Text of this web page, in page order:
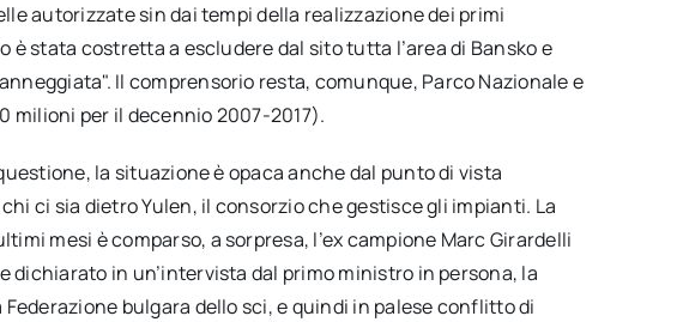
autorizzate sin dai tempi della realizzazione dei primi
è stata costretta a escludere dal sito tutta l’area di Bansko e
Il comprensorio resta, comunque, Parco Nazionale e
milioni per il decennio 2007-2017).
la situazione è opaca anche dal punto di vista
ci sia dietro Yulen, il consorzio che gestisce gli impianti. La
mesi è comparso, a sorpresa, l’ex campione Marc Girardelli
dichiarato in un’intervista dal primo ministro in persona, la
bulgara dello sci, e quindi in palese conflitto di